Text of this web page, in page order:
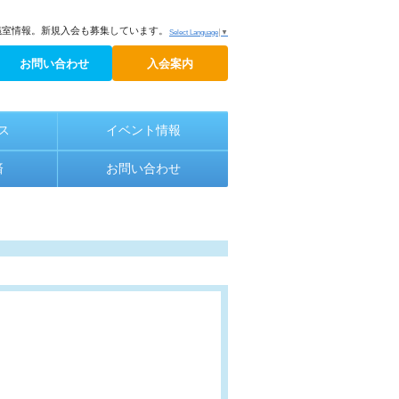
Select Language ▼
情報。新規入会も募集しています。
お問い合わせ 入会案内
イベント情報
お問い合わせ